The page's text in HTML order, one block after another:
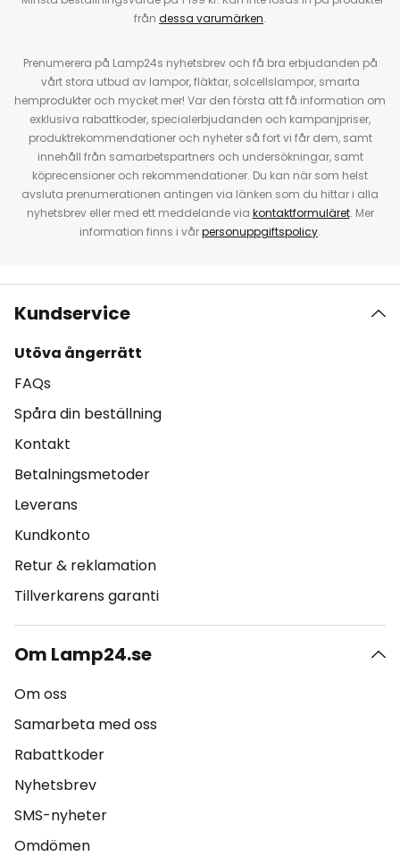
från dessa varumärken.
Prenumerera på Lamp24s nyhetsbrev och få bra erbjudanden på
vårt stora utbud av lampor, fläktar, solcellslampor, smarta
hemprodukter och mycket mer! Var den första att få information om
exklusiva rabattkoder, specialerbjudanden och kampanjpriser,
produktrekommendationer och nyheter så fort vi får dem, samt
innehåll från samarbetspartners och undersökningar, samt
köprecensioner och rekommendationer. Du kan när som helst
avsluta prenumerationen antingen via länken som du hittar i alla
nyhetsbrev eller med ett meddelande via kontaktformuläret. Mer
information finns i vårpersonuppgiftspolicy.
Kundservice
Utöva ångerrätt
FAQs
Spåra din beställning
Kontakt
Betalningsmetoder
Leverans
Kundkonto
Retur & reklamation
Tillverkarens garanti
Om Lamp24.se
Om oss
Samarbeta med oss
Rabattkoder
Nyhetsbrev
SMS-nyheter
Omdömen